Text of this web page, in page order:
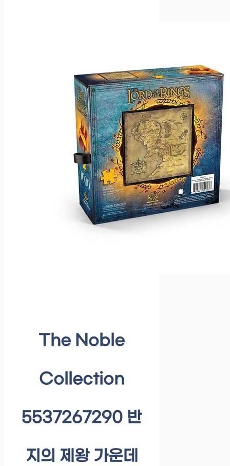
The Noble
Collection
5537267290 반
지의 제왕 가운데